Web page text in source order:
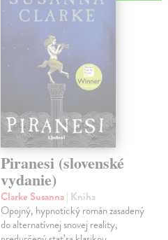
Piranesi (slovenské
vydanie)
Clarke Susanna| Kniha
Opojný, hypnotický román zasadený
do alternatívnej snovej reality,